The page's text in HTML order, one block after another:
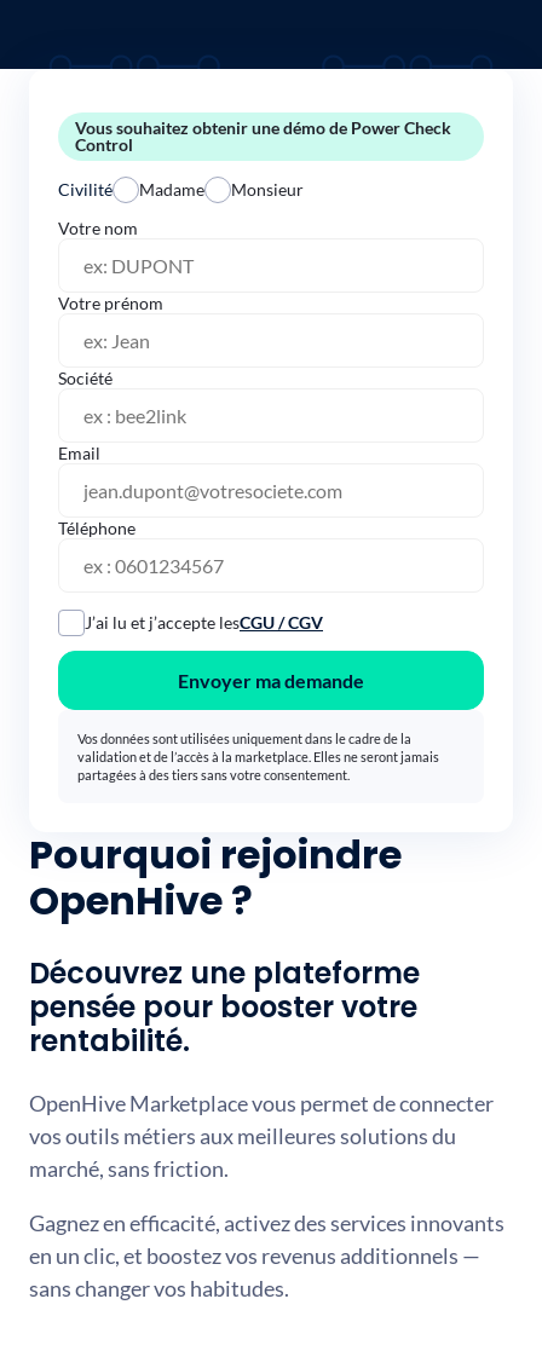
Pourquoi rejoindre
OpenHive ?
Découvrez une plateforme
pensée pour booster votre
rentabilité.
OpenHive Marketplace vous permet de connecter
vos outils métiers aux meilleures solutions du
marché, sans friction.
Gagnez en efficacité, activez des services innovants
en un clic, et boostez vos revenus additionnels —
sans changer vos habitudes.
Vous souhaitez obtenir une démo de Power Check
Control
Civilité Madame
Monsieur
Votre nom
Votre prénom
Société
Email
Téléphone
J’ai lu et j’accepte lesCGU / CGV
Envoyer ma demande
Vos données sont utilisées uniquement dans le cadre de la
validation et de l’accès à la marketplace. Elles ne seront jamais
partagées à des tiers sans votre consentement.